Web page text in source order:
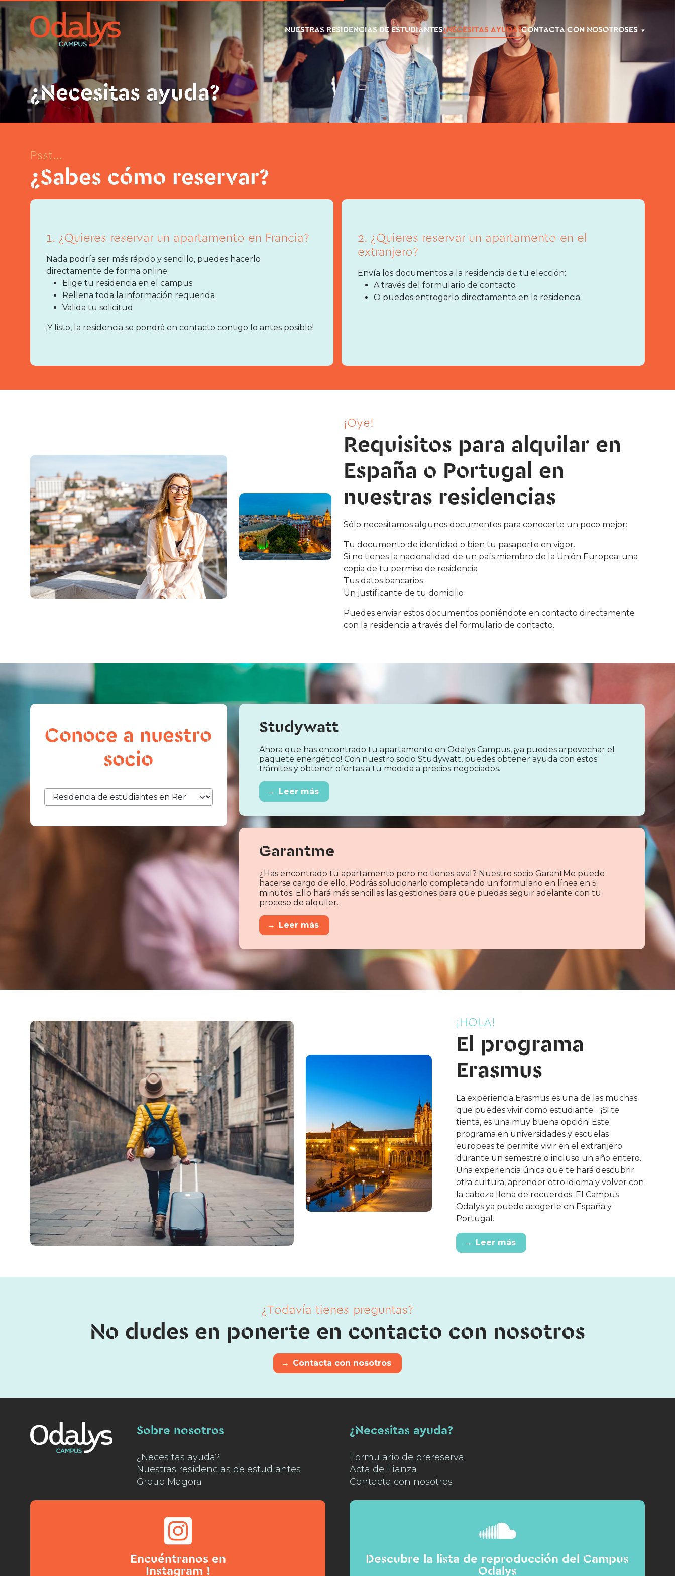
NUESTRAS RESIDENCIAS DE ESTUDIANTES¿NECESITAS AYUDA?CONTACTA CON NOSOTROSES
¿Necesitas ayuda?
Psst...
¿Sabes cómo reservar?
1. ¿Quieres reservar un apartamento en Francia?
Nada podría ser más rápido y sencillo, puedes hacerlo
directamente de forma online:
Elige tu residencia en el campus
Rellena toda la información requerida
Valida tu solicitud
¡Y listo, la residencia se pondrá en contacto contigo lo antes posible!
2. ¿Quieres reservar un apartamento en el
extranjero?
Envía los documentos a la residencia de tu elección:
A través del formulario de contacto
O puedes entregarlo directamente en la residencia
¡Oye!
Requisitos para alquilar en
España o Portugal en
nuestras residencias
Sólo necesitamos algunos documentos para conocerte un poco mejor:
Tu documento de identidad o bien tu pasaporte en vigor.
Si no tienes la nacionalidad de un país miembro de la Unión Europea: una
copia de tu permiso de residencia
Tus datos bancarios
Un justificante de tu domicilio
Puedes enviar estos documentos poniéndote en contacto directamente
con la residencia a través del formulario de contacto.
Conoce a nuestro
socio
Studywatt
Ahora que has encontrado tu apartamento en Odalys Campus, ¡ya puedes arpovechar el
paquete energético! Con nuestro socio Studywatt, puedes obtener ayuda con estos
trámites y obtener ofertas a tu medida a precios negociados.
→ Leer más
Garantme
¿Has encontrado tu apartamento pero no tienes aval? Nuestro socio GarantMe puede
hacerse cargo de ello. Podrás solucionarlo completando un formulario en línea en 5
minutos. Ello hará más sencillas las gestiones para que puedas seguir adelante con tu
proceso de alquiler.
→ Leer más
¡HOLA!
El programa
Erasmus
La experiencia Erasmus es una de las muchas
que puedes vivir como estudiante… ¡Si te
tienta, es una muy buena opción! Este
programa en universidades y escuelas
europeas te permite vivir en el extranjero
durante un semestre o incluso un año entero.
Una experiencia única que te hará descubrir
otra cultura, aprender otro idioma y volver con
la cabeza llena de recuerdos. El Campus
Odalys ya puede acogerle en España y
Portugal.
→ Leer más
¿Todavía tienes preguntas?
No dudes en ponerte en contacto con nosotros
→ Contacta con nosotros
Sobre nosotros
¿Necesitas ayuda?
Nuestras residencias de estudiantes
Group Magora
¿Necesitas ayuda?
Formulario de prereserva
Acta de Fianza
Contacta con nosotros
Encuéntranos en
Instagram !
Descubre la lista de reproducción del Campus
Odalys